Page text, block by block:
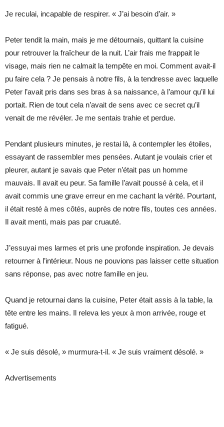
Je reculai, incapable de respirer. « J’ai besoin d’air. »
Peter tendit la main, mais je me détournais, quittant la cuisine
pour retrouver la fraîcheur de la nuit. L’air frais me frappait le
visage, mais rien ne calmait la tempête en moi. Comment avait-il
pu faire cela ? Je pensais à notre fils, à la tendresse avec laquelle
Peter l’avait pris dans ses bras à sa naissance, à l’amour qu’il lui
portait. Rien de tout cela n’avait de sens avec ce secret qu’il
venait de me révéler. Je me sentais trahie et perdue.
Pendant plusieurs minutes, je restai là, à contempler les étoiles,
essayant de rassembler mes pensées. Autant je voulais crier et
pleurer, autant je savais que Peter n’était pas un homme
mauvais. Il avait eu peur. Sa famille l’avait poussé à cela, et il
avait commis une grave erreur en me cachant la vérité. Pourtant,
il était resté à mes côtés, auprès de notre fils, toutes ces années.
Il avait menti, mais pas par cruauté.
J’essuyai mes larmes et pris une profonde inspiration. Je devais
retourner à l’intérieur. Nous ne pouvions pas laisser cette situation
sans réponse, pas avec notre famille en jeu.
Quand je retournai dans la cuisine, Peter était assis à la table, la
tête entre les mains. Il releva les yeux à mon arrivée, rouge et
fatigué.
« Je suis désolé, » murmura-t-il. « Je suis vraiment désolé. »
Advertisements